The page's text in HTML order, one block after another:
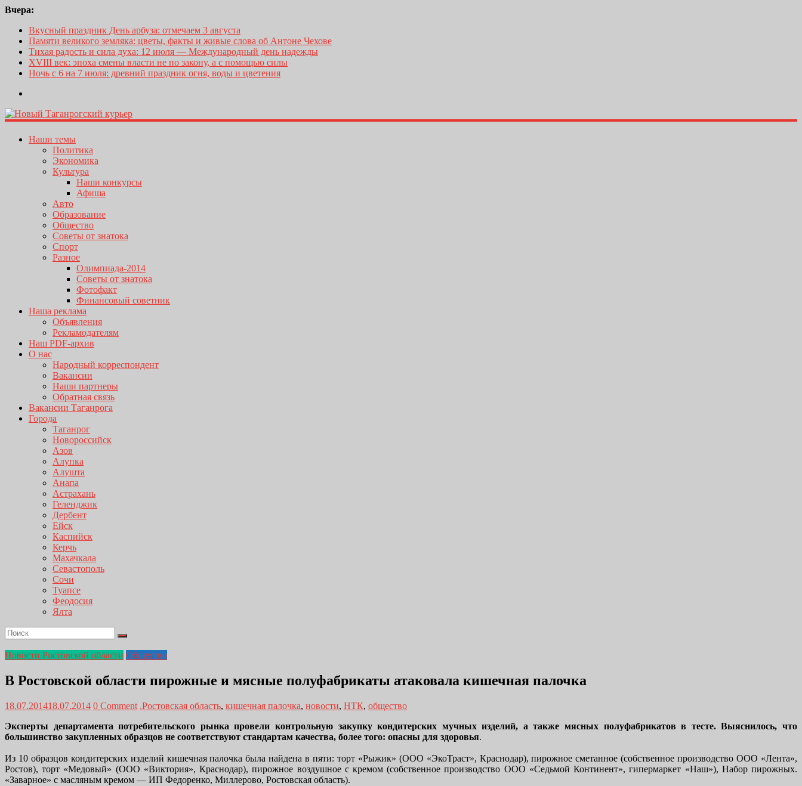
Вчера:
Вкусный праздник День арбуза: отмечаем 3 августа
Памяти великого земляка: цветы, факты и живые слова об Антоне Чехове
Тихая радость и сила духа: 12 июля — Международный день надежды
XVIII век: эпоха смены власти не по закону, а с помощью силы
Ночь с 6 на 7 июля: древний праздник огня, воды и цветения
Наши темы
Политика
Экономика
Культура
Наши конкурсы
Афиша
Авто
Образование
Общество
Советы от знатока
Спорт
Разное
Олимпиада-2014
Советы от знатока
Фотофакт
Финансовый советник
Наша реклама
Объявления
Рекламодателям
Наш PDF-архив
О нас
Народный корреспондент
Вакансии
Наши партнеры
Обратная связь
Вакансии Таганрога
Города
Таганрог
Новороссийск
Азов
Алупка
Алушта
Анапа
Астрахань
Геленджик
Дербент
Ейск
Каспийск
Керчь
Махачкала
Севастополь
Сочи
Туапсе
Феодосия
Ялта
Новости Ростовской области Общество
В Ростовской области пирожные и мясные полуфабрикаты атаковала кишечная палочка
18.07.201418.07.2014 0 Comment .Ростовская область, кишечная палочка, новости, НТК, общество
Эксперты департамента потребительского рынка провели контрольную закупку кондитерских мучных изделий, а также мясных полуфабрикатов в тесте. Выяснилось, что
большинство закупленных образцов не соответствуют стандартам качества, более того: опасны для здоровья.
Из 10 образцов кондитерских изделий кишечная палочка была найдена в пяти: торт «Рыжик» (ООО «ЭкоТраст», Краснодар), пирожное сметанное (собственное производство ООО «Лента»,
Ростов), торт «Медовый» (ООО «Виктория», Краснодар), пирожное воздушное с кремом (собственное производство ООО «Седьмой Континент», гипермаркет «Наш»), Набор пирожных.
«Заварное» с масляным кремом — ИП Федоренко, Миллерово, Ростовская область).